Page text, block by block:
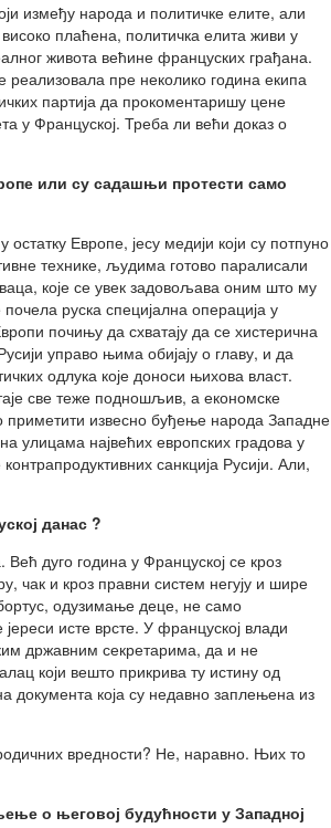
између народа и политичке елите, али
плаћена, политичка елита живи у
живота већине француских грађана.
реализовала пре неколико година екипа
партија да прокоментаришу цене
у Француској. Треба ли већи доказ о
или сусадашњи протести само
Европе, јесу медији који су потпуно
технике, људима готово паралисали
које се увек задовољава оним што му
руска специјална операција у
почињу да схватају да се хистерична
управо њима обијају о главу, и да
одлука које доноси њихова власт.
све теже подношљив, а економске
приметити извесно буђење народа Западне
улицама највећих европских градова у
санкција Русији. Али,
данас ?
дуго година у Француској се кроз
чак и кроз правни систем негују и шире
одузимање деце, не само
исте врсте. У француској влади
државним секретарима, да и не
који вешто прикрива ту истину од
документа која су недавно заплењена из
вредности? Не, наравно. Њих то
о његовој будућности у Западној